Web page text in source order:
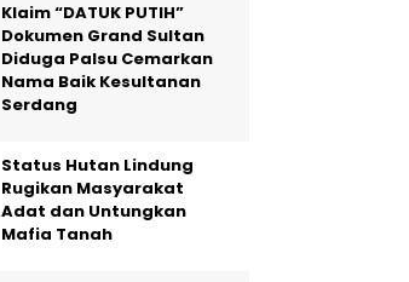
Klaim “DATUK PUTIH”
Dokumen Grand Sultan
Diduga Palsu Cemarkan
Nama Baik Kesultanan
Serdang
Status Hutan Lindung
Rugikan Masyarakat
Adat dan Untungkan
Mafia Tanah